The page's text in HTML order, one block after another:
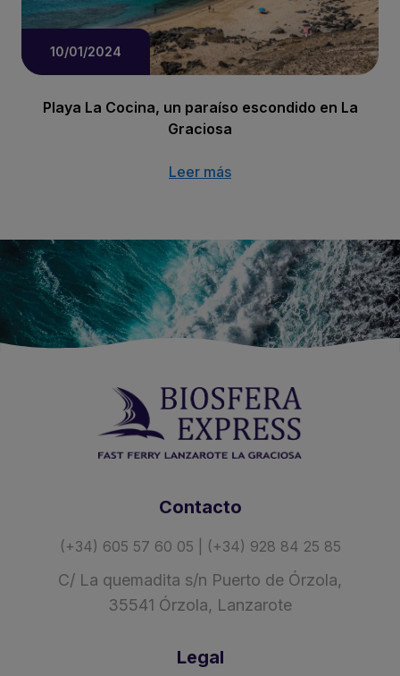
10/01/2024
Playa La Cocina, un paraíso escondido en La
Graciosa
Leer más
Contacto
(+34) 605 57 60 05 | (+34) 928 84 25 85
C/ La quemadita s/n Puerto de Órzola,
35541 Órzola, Lanzarote
Legal